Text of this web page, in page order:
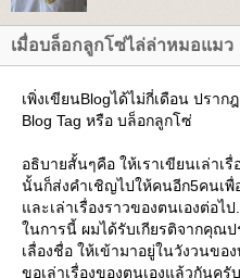
เมื่อบล็อกลูกโซ่ไล่ล่าหมอแมว
เพิ่งเขียนBlogได้ไม่กี่เดือน ปรา
Blog Tag หรือ บล็อกลูกโซ่
อธิบายสั้นๆคือ ให้เราเขียนเล่าเ
นั้นก็ส่งคำเชิญไปให้คนอีก5คนเพื่
ละเล่าเรื่องราวของตนเองต่อไป
นการนี้ ผมได้รับเกียรติจากคุณป
เลื่องชื่อ ให้เข้ามาอยู่ในวังวนขอ
ขอเล่าเรื่องของตนเองแล้วกันครับ